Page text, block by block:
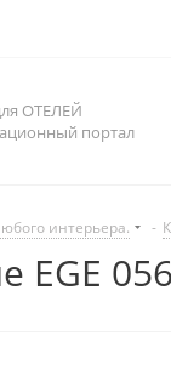
ОТЕЛЕЙ
портал
интерьера. -
EGE